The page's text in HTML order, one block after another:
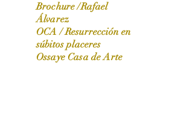
OCA|News 31 / Marzo-Abril / 2024
Brochure /Rafael
Álvarez
OCA /Resurrección en
súbitos placeres
Ossaye Casa de Arte